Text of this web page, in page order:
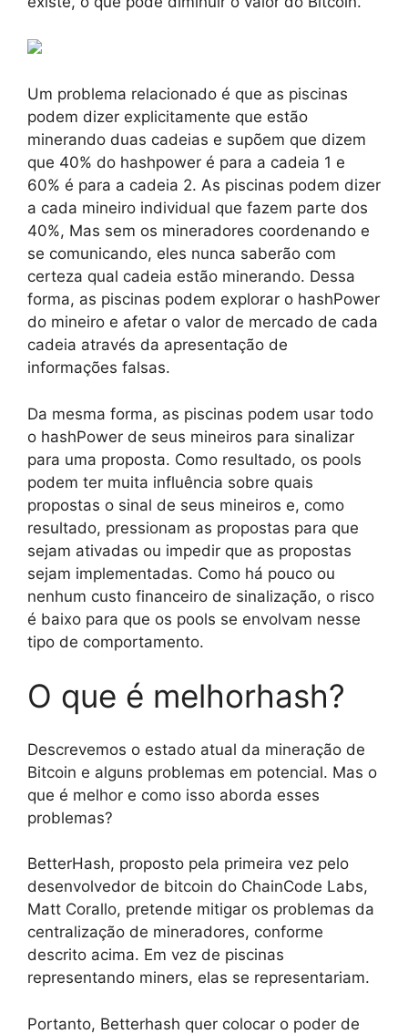
Um problema relacionado é que as piscinas
podem dizer explicitamente que estão
minerando duas cadeias e supõem que dizem
que 40% do hashpower é para a cadeia 1 e
60% é para a cadeia 2. As piscinas podem dizer
a cada mineiro individual que fazem parte dos
40%, Mas sem os mineradores coordenando e
se comunicando, eles nunca saberão com
certeza qual cadeia estão minerando. Dessa
forma, as piscinas podem explorar o hashPower
do mineiro e afetar o valor de mercado de cada
cadeia através da apresentação de
informações falsas.
Da mesma forma, as piscinas podem usar todo
o hashPower de seus mineiros para sinalizar
para uma proposta. Como resultado, os pools
podem ter muita influência sobre quais
propostas o sinal de seus mineiros e, como
resultado, pressionam as propostas para que
sejam ativadas ou impedir que as propostas
sejam implementadas. Como há pouco ou
nenhum custo financeiro de sinalização, o risco
é baixo para que os pools se envolvam nesse
tipo de comportamento.
O que é melhorhash?
Descrevemos o estado atual da mineração de
Bitcoin e alguns problemas em potencial. Mas o
que é melhor e como isso aborda esses
problemas?
BetterHash, proposto pela primeira vez pelo
desenvolvedor de bitcoin do ChainCode Labs,
Matt Corallo, pretende mitigar os problemas da
centralização de mineradores, conforme
descrito acima. Em vez de piscinas
representando miners, elas se representariam.
Portanto, Betterhash quer colocar o poder de